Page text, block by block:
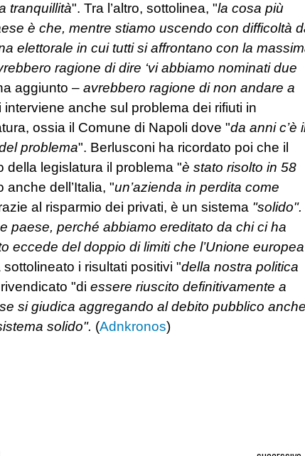
tranquillità". Tra l’altro, sottolinea, "la cosa più
è che, mentre stiamo uscendo con difficoltà
elettorale in cui tutti si affrontano con la
ragione di dire ‘vi abbiamo nominati due
aggiunto – avrebbero ragione di non andare a
anche sul problema dei rifiuti in
ossia il Comune di Napoli dove "da anni c’è
problema". Berlusconi ha ricordato poi che il
della legislatura il problema "è stato risolto in 58
dell’Italia, "un’azienda in perdita come
al risparmio dei privati, è un sistema "solido".
paese, perché abbiamo ereditato da chi ci ha
eccede del doppio di limiti che l’Unione europea
i risultati positivi "della nostra politica
"di essere riuscito definitivamente a
si giudica aggregando al debito pubblico anche
solido". (Adnkronos)